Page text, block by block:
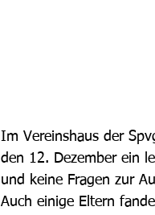
Im Vereinshaus der
den 12. Dezember ein
und keine Fragen zur
Auch einige Eltern